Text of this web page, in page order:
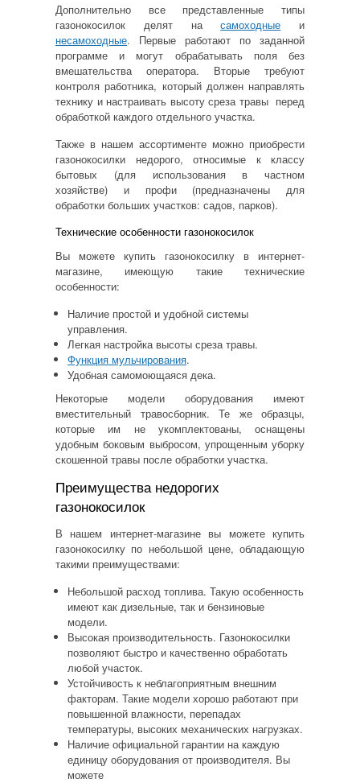
Дополнительно все представленные типы
газонокосилок делят насамоходные и
несамоходные. Первые работают по заданной
программе и могут обрабатывать поля без
вмешательства оператора. Вторые требуют
контроля работника, который должен направлять
технику и настраивать высоту среза травы перед
обработкой каждого отдельного участка.
Также в нашем ассортименте можно приобрести
газонокосилки недорого, относимые к классу
бытовых (для использования в частном
хозяйстве) и профи (предназначены для
обработки больших участков: садов, парков).
Технические особенности газонокосилок
Вы можете купить газонокосилку в интернет-
магазине, имеющую такие технические
особенности:
Наличие простой и удобной системы
управления.
Легкая настройка высоты среза травы.
Функция мульчирования.
Удобная самомоющаяся дека.
Некоторые модели оборудования имеют
вместительный травосборник. Те же образцы,
которые им не укомплектованы, оснащены
удобным боковым выбросом, упрощенным уборку
скошенной травы после обработки участка.
Преимущества недорогих
газонокосилок
В нашем интернет-магазине вы можете купить
газонокосилку по небольшой цене, обладающую
такими преимуществами:
Небольшой расход топлива. Такую особенность
имеют как дизельные, так и бензиновые
модели.
Высокая производительность. Газонокосилки
позволяют быстро и качественно обработать
любой участок.
Устойчивость к неблагоприятным внешним
факторам. Такие модели хорошо работают при
повышенной влажности, перепадах
температуры, высоких механических нагрузках.
Наличие официальной гарантии на каждую
единицу оборудования от производителя. Вы
можете